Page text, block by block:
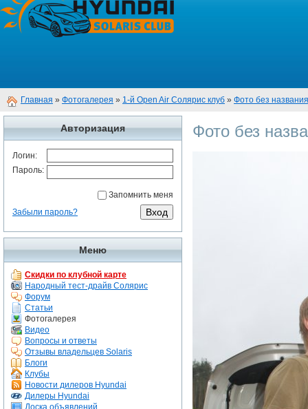
Главная » Фотогалерея » 1-й Open Air Солярис клуб » Фото без названия
Авторизация
Логин:
Пароль:
Запомнить меня
Забыли пароль?
Меню
Скидки по клубной карте
Народный тест-драйв Солярис
Форум
Статьи
Фотогалерея
Видео
Вопросы и ответы
Отзывы владельцев Solaris
Блоги
Клубы
Новости дилеров Hyundai
Дилеры Hyundai
Доска объявлений
Фото без